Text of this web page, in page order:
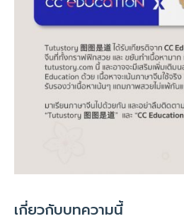
เกี่ยวกับบทความนี้